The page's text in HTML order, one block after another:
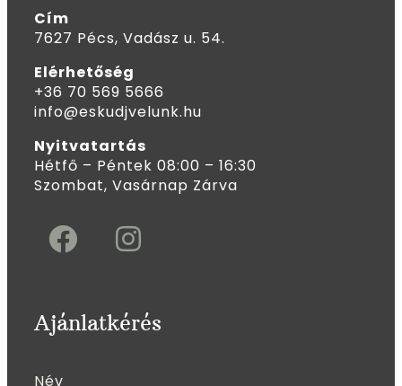
Cím
7627 Pécs, Vadász u. 54.
Elérhetőség
+36 70 569 5666
info@eskudjvelunk.hu
Nyitvatartás
Hétfő – Péntek 08:00 – 16:30
Szombat, Vasárnap Zárva
Ajánlatkérés
Név